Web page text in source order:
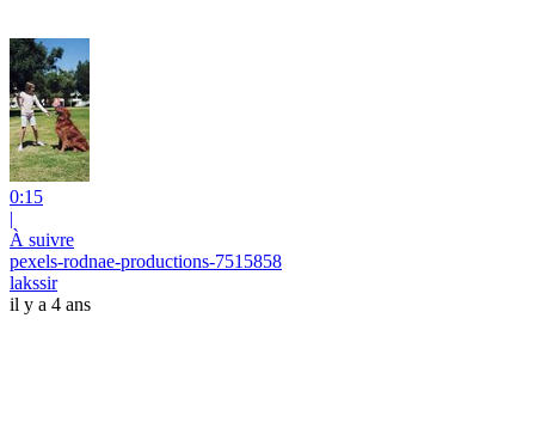
0:15
|
À suivre
pexels-rodnae-productions-7515858
lakssir
il y a 4 ans